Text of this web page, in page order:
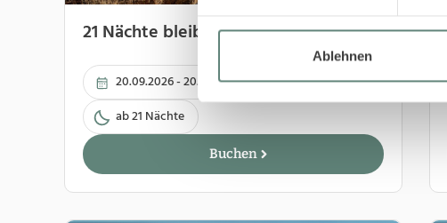
Ablehnen
21 Nächte bleiben - 16 bezahlen
20.09.2026 - 20.12.2026
ab 21 Nächte
Buchen